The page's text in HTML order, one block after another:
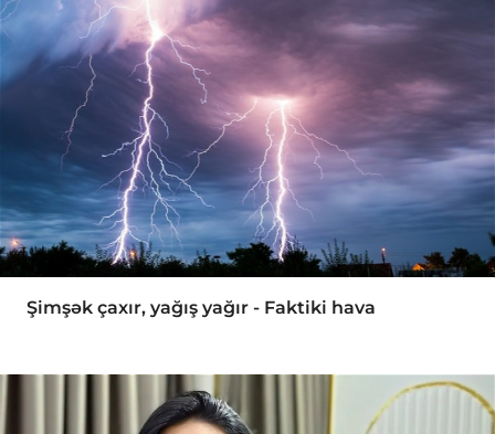
Şimşək çaxır, yağış yağır - Faktiki hava